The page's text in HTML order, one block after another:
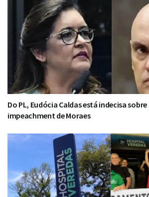
Do PL, Eudócia Caldas está indecisa
impeachment de Moraes